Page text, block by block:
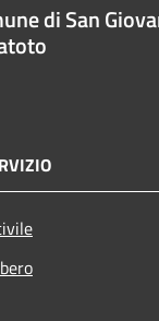
di San